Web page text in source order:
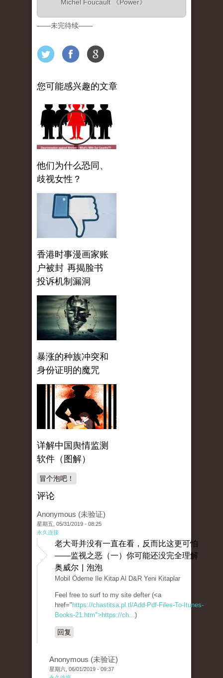
Michel Foucault 《Power》
——未完待续——
您可能感兴趣的文章
他们为什么恐同、
歧视女性？
香港时事漫画家账
户被封 再揭脸书
投诉机制漏洞
暴涨的种族冲突和
身份证明的魔咒
详解中国舆情监测
软件（图解）
冒个泡吧！
评论
Anonymous (未验证)
星期五, 05/31/2019 - 08:25
永久连接
老大哥并没有一直在看，反而比这更可怕
——监视之恶（一）你可能还没完全理解
奥威尔 | 泡泡
Mobil Ödeme Ile Kitap Al D&R Yeni Kitaplar
Feel free to surf to my site defter (<a
href=" https://chastitsa.pl.tl/Add-Pdf-Files-To-Itunes-
Books-21.htm">https://ch...)
回复
Anonymous (未验证)
星期六, 06/01/2019 - 09:37